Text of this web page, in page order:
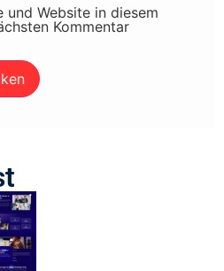
und Website in diesem
Kommentar